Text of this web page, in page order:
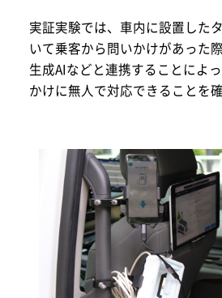
実証実験では、車内に設置した
いて乗客から問いかけがあった
生成AIなどと連携することによ
かけに無人で対応できることを